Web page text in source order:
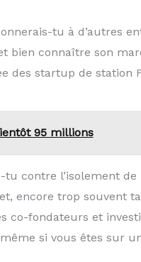
tu à d’autres
bien connaître son
des startup de station
95 millions
contre l’isolement de
encore trop souvent
co-fondateurs et
si vous êtes sur